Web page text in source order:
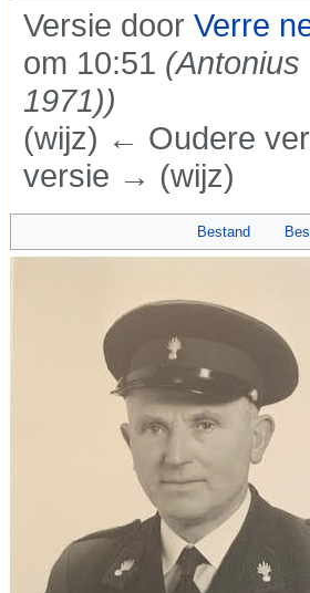
Versie door Verre
om 10:51
1971))
(wijz) ← Oudere
versie → (wijz)
Bestand